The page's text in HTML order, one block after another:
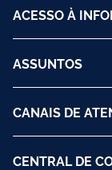
ACESSO À
ASSUNTOS
CANAIS DE
CENTRAL DE